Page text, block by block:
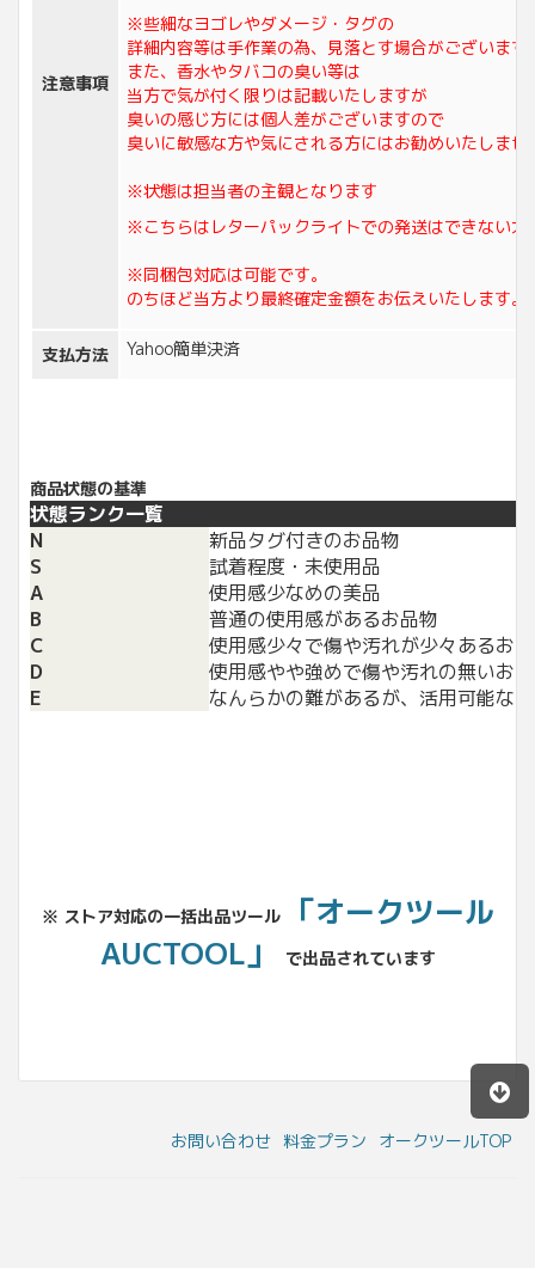
注意事項
※些細なヨゴレやダメージ・タグの
詳細内容等は手作業の為、見落とす場合がございます
また、香水やタバコの臭い等は
当方で気が付く限りは記載いたしますが
臭いの感じ方には個人差がございますので
臭いに敏感な方や気にされる方にはお勧めいたしませ
※状態は担当者の主観となります
※こちらはレターパックライトでの発送はできない大
※同梱包対応は可能です。
のちほど当方より最終確定金額をお伝えいたします。
支払方法 Yahoo簡単決済
商品状態の基準
状態ランク一覧
N
新品タグ付きのお品物
S
試着程度・未使用品
A
使用感少なめの美品
B
普通の使用感があるお品物
C
使用感少々で傷や汚れが少々あるお
D
使用感やや強めで傷や汚れの無いお
E
なんらかの難があるが、活用可能な
※ ストア対応の一括出品ツール
「オークツール
AUCTOOL」
で出品されています
お問い合わせ 料金プラン オークツールTOP